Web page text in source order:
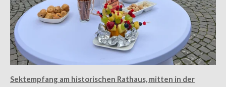
Sektempfang am historischen Rathaus, mitten in der